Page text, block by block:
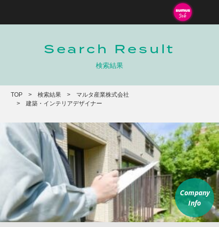
Search Result
検索結果
TOP 検索結果
マルタ産業株式会社
建築・インテリアデザイナー
Company
Info